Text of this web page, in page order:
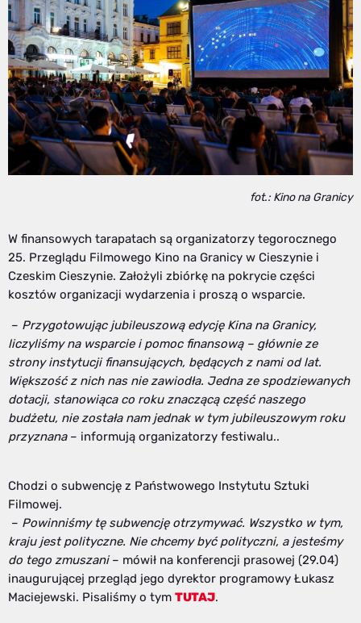
fot.: Kino na Granicy
W finansowych tarapatach są organizatorzy tegorocznego
25. Przeglądu Filmowego Kino na Granicy w Cieszynie i
Czeskim Cieszynie. Założyli zbiórkę na pokrycie części
kosztów organizacji wydarzenia i proszą o wsparcie.
– Przygotowując jubileuszową edycję Kina na Granicy,
liczyliśmy na wsparcie i pomoc finansową – głównie ze
strony instytucji finansujących, będących z nami od lat.
Większość z nich nas nie zawiodła. Jedna ze spodziewanych
dotacji, stanowiąca co roku znaczącą część naszego
budżetu, nie została nam jednak w tym jubileuszowym roku
przyznana– informują organizatorzy festiwalu..
Chodzi o subwencję z Państwowego Instytutu Sztuki
Filmowej.
– Powinniśmy tę subwencję otrzymywać. Wszystko w tym,
kraju jest polityczne. Nie chcemy być polityczni, a jesteśmy
do tego zmuszani– mówił na konferencji prasowej (29.04)
inaugurującej przegląd jego dyrektor programowy Łukasz
Maciejewski. Pisaliśmy o tym TUTAJ.